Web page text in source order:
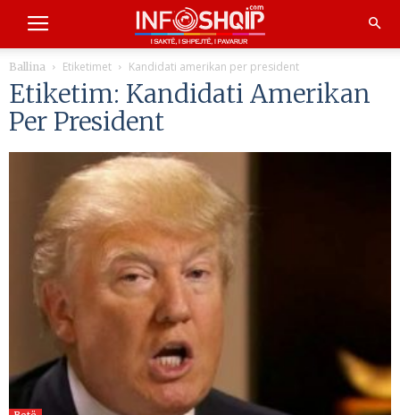
Ballina Etiketimet Kandidati amerikan per president
Etiketim: Kandidati Amerikan
Per President